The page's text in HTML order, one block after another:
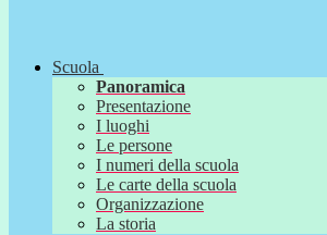
Scuola
Panoramica
Presentazione
I luoghi
Le persone
I numeri della scuola
Le carte della scuola
Organizzazione
La storia